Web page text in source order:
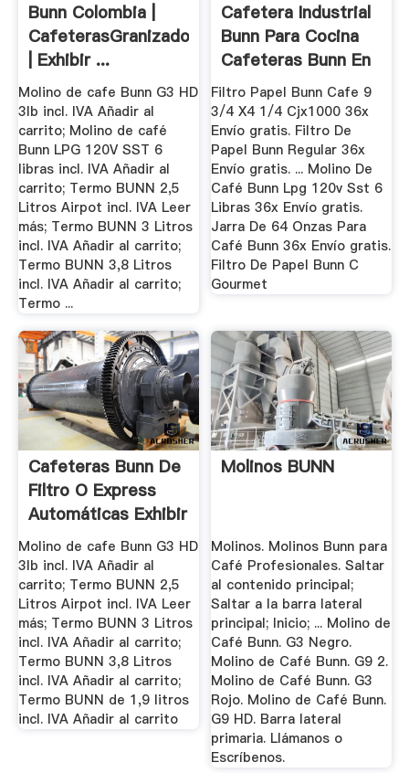
Bunn Colombia |
CafeterasGranizadorasMolinos
| Exhibir ...
Molino de cafe Bunn G3 HD
3lb incl. IVA Añadir al
carrito; Molino de café
Bunn LPG 120V SST 6
libras incl. IVA Añadir al
carrito; Termo BUNN 2,5
Litros Airpot incl. IVA Leer
más; Termo BUNN 3 Litros
incl. IVA Añadir al carrito;
Termo BUNN 3,8 Litros
incl. IVA Añadir al carrito;
Termo ...
Cafetera Industrial
Bunn Para Cocina
Cafeteras Bunn En
...
Filtro Papel Bunn Cafe 9
3/4 X4 1/4 Cjx1000 36x
Envío gratis. Filtro De
Papel Bunn Regular 36x
Envío gratis. ... Molino De
Café Bunn Lpg 120v Sst 6
Libras 36x Envío gratis.
Jarra De 64 Onzas Para
Café Bunn 36x Envío gratis.
Filtro De Papel Bunn C
Gourmet
Cafeteras Bunn De
Filtro O Express
Automáticas Exhibir
...
Molino de cafe Bunn G3 HD
3lb incl. IVA Añadir al
carrito; Termo BUNN 2,5
Litros Airpot incl. IVA Leer
más; Termo BUNN 3 Litros
incl. IVA Añadir al carrito;
Termo BUNN 3,8 Litros
incl. IVA Añadir al carrito;
Termo BUNN de 1,9 litros
incl. IVA Añadir al carrito
Molinos BUNN
Molinos. Molinos Bunn para
Café Profesionales. Saltar
al contenido principal;
Saltar a la barra lateral
principal; Inicio; ... Molino de
Café Bunn. G3 Negro.
Molino de Café Bunn. G9 2.
Molino de Café Bunn. G3
Rojo. Molino de Café Bunn.
G9 HD. Barra lateral
primaria. Llámanos o
Escríbenos.